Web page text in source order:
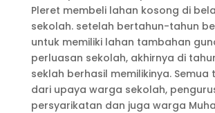
Pleret membeli lahan kosong di
sekolah. setelah bertahun-tahun
untuk memiliki lahan tambahan
perluasan sekolah, akhirnya di
seklah berhasil memilikinya. Semua
dari upaya warga sekolah,
persyarikatan dan juga warga